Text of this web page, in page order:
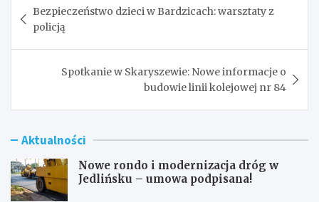
wpisu
Bezpieczeństwo dzieci w Bardzicach: warsztaty z
policją
Spotkanie w Skaryszewie: Nowe informacje o
budowie linii kolejowej nr 84
Aktualności
Nowe rondo i modernizacja dróg w
Jedlińsku – umowa podpisana!